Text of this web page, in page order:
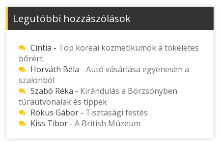
Legutóbbi hozzászólások
Cintia - Top koreai kozmetikumok a tökéletes
bőrért
Horváth Béla -Autó vásárlása egyenesen a
szalonból
Szabó Réka - Kirándulás a Börzsönyben:
túraútvonalak és tippek
Rókus Gábor - Tisztasági festés
Kiss Tibor -A British Múzeum